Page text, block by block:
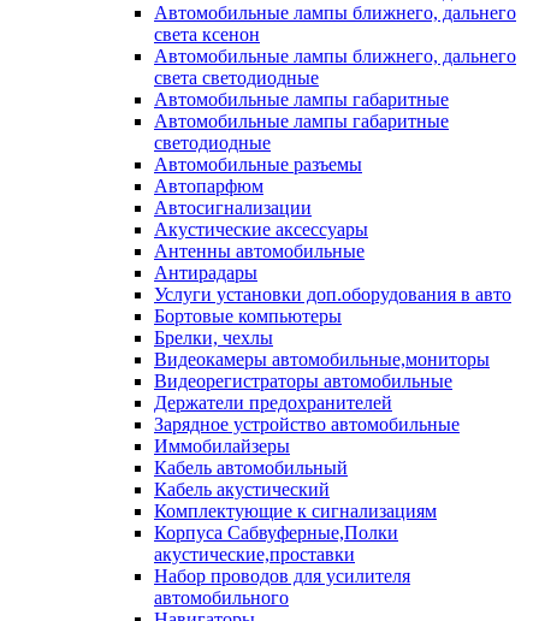
Автомобильные лампы ближнего, дальнего
света ксенон
Автомобильные лампы ближнего, дальнего
света светодиодные
Автомобильные лампы габаритные
Автомобильные лампы габаритные
светодиодные
Автомобильные разъемы
Автопарфюм
Автосигнализации
Акустические аксессуары
Антенны автомобильные
Антирадары
Услуги установки доп.оборудования в авто
Бортовые компьютеры
Брелки, чехлы
Видеокамеры автомобильные,мониторы
Видеорегистраторы автомобильные
Держатели предохранителей
Зарядное устройство автомобильные
Иммобилайзеры
Кабель автомобильный
Кабель акустический
Комплектующие к сигнализациям
Корпуса Сабвуферные,Полки
акустические,проставки
Набор проводов для усилителя
автомобильного